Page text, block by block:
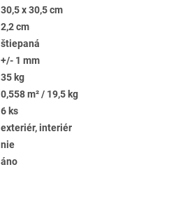
30,5 x 30,5 cm
2,2 cm
štiepaná
+/- 1 mm
35 kg
0,558 m² / 19,5 kg
6 ks
exteriér, interiér
nie
áno